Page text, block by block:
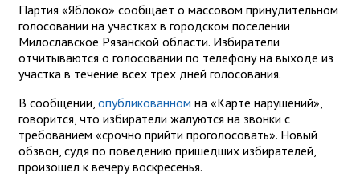
Партия «Яблоко» сообщает о массовом принудительном
голосовании на участках в городском поселении
Милославское Рязанской области. Избиратели
отчитываются о голосовании по телефону на выходе из
участка в течение всех трех дней голосования.
В сообщении, опубликованном на «Карте нарушений»,
говорится, что избиратели жалуются на звонки с
требованием «срочно прийти проголосовать». Новый
обзвон, судя по поведению пришедших избирателей,
произошел к вечеру воскресенья.